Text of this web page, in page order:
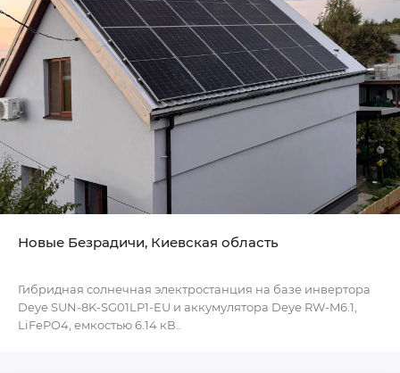
Новые Безрадичи, Киевская область
Гибридная солнечная электростанция на базе инвертора
Deye SUN-8K-SG01LP1-EU и аккумулятора Deye RW-M6.1,
LiFePO4, емкостью 6.14 кВ..